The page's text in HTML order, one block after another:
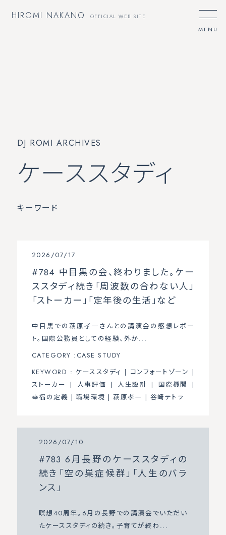
HIROMI NAKANO OFFICIAL WEB SITE
DJ ROMI ARCHIVES
ケーススタディ
キーワード
2026/07/17
#784 中目黒の会、終わりました。ケー
ススタディ続き「周波数の合わない人」
「ストーカー」「定年後の生活」など
中目黒での萩原孝一さんとの講演会の感想レポー
ト。国際公務員としての経験、外か...
CATEGORY : CASE STUDY
KEYWORD :ケーススタディ | コンフォートゾーン |
ストーカー
| 人事評価 | 人生設計 | 国際機関
|
幸福の定義 | 職場環境 |萩原孝一 | 谷崎テトラ
2026/07/10
#783 6月長野のケーススタディの
続き「空の巣症候群」「人生のバラ
ンス」
瞑想40周年。6月の長野での講演会でいただい
たケーススタディの続き。子育てが終わ...